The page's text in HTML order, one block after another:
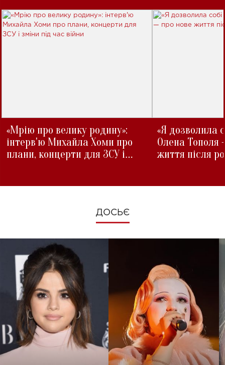
«Мрію про велику родину»:
інтерв'ю Михайла Хоми про
плани, концерти для ЗСУ і
«Я дозволила
Олена Тополя
життя після
ДОСЬЄ